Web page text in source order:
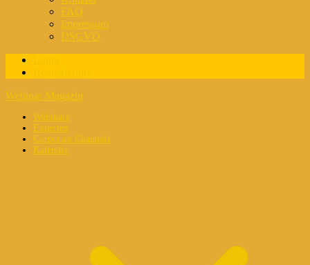
FAQ
Impressum
DSGVO
Webinar Magazin
Webinare
Experten
Corporate Channels
Kalender